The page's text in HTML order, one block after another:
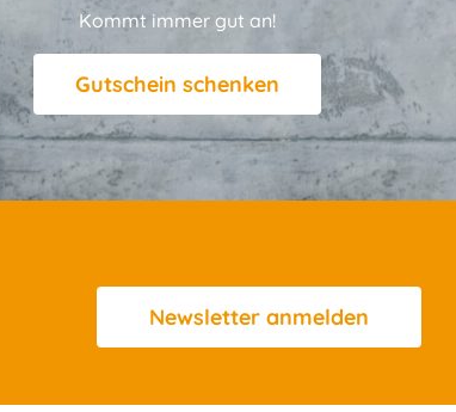
Kommt immer gut an!
Gutschein schenken
Newsletter anmelden